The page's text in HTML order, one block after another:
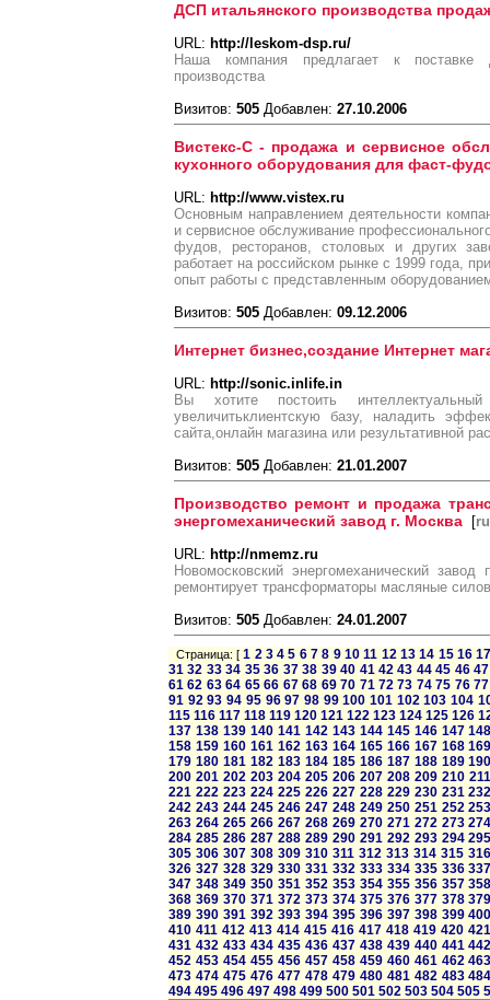
ДСП итальянского производства
URL: http://leskom-dsp.ru/
Наша компания предлагает к поставке
производства
Визитов: 505 Добавлен: 27.10.2006
Вистекс-С - продажа и сервисное
кухонного оборудования для фаст-
URL: http://www.vistex.ru
Основным направлением деятельности
и сервисное обслуживание
фудов, ресторанов, столовых и других
работает на российском рынке с 1999 года,
опыт работы с представленным
Визитов: 505 Добавлен: 09.12.2006
Интернет бизнес,создание Интернет
URL: http://sonic.inlife.in
Вы хотите постоить
увеличитьклиентскую базу, наладить
сайта,онлайн магазина или результативной
Визитов: 505 Добавлен: 21.01.2007
Производство ремонт и продажа
энергомеханический завод г. Москва [ru
URL: http://nmemz.ru
Новомосковский энергомеханический
ремонтирует трансформаторы масляные
Визитов: 505 Добавлен: 24.01.2007
Страница: [1 2 3 4 5 6 7 8 9 10 11 12 13 14 15 16
31 32 33 34 35 36 37 38 39 40 41 42 43 44 45 46 47
61 62 63 64 65 66 67 68 69 70 71 72 73 74 75 76 77
91 92 93 94 95 96 97 98 99 100 101 102 103 104
115 116 117 118 119 120 121 122 123 124 125 126
137 138 139 140 141 142 143 144 145 146 147
158 159 160 161 162 163 164 165 166 167 168
179 180 181 182 183 184 185 186 187 188 189
200 201 202 203 204 205 206 207 208 209 210 211
221 222 223 224 225 226 227 228 229 230 231
242 243 244 245 246 247 248 249 250 251 252
263 264 265 266 267 268 269 270 271 272 273
284 285 286 287 288 289 290 291 292 293 294
305 306 307 308 309 310 311 312 313 314 315 316
326 327 328 329 330 331 332 333 334 335 336
347 348 349 350 351 352 353 354 355 356 357
368 369 370 371 372 373 374 375 376 377 378
389 390 391 392 393 394 395 396 397 398 399
410 411 412 413 414 415 416 417 418 419 420 421
431 432 433 434 435 436 437 438 439 440 441
452 453 454 455 456 457 458 459 460 461 462
473 474 475 476 477 478 479 480 481 482 483
494 495 496 497 498 499 500 501 502 503 504 505